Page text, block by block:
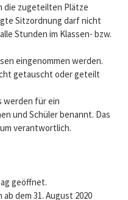
die zugeteilten Plätze
Sitzordnung darf nicht
Stunden im Klassen- bzw.
eingenommen werden.
getauscht oder geteilt
werden für ein
und Schüler benannt. Das
verantwortlich.
geöffnet.
dem 31. August 2020